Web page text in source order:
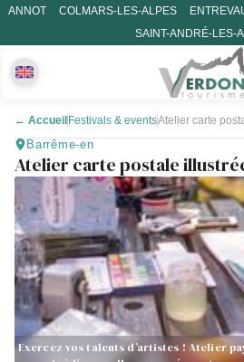
ANNOT COLMARS-LES-ALPES
SAINT-ANDRÉ-LES-
← Accueil Festivals & eventsAtelier carte
Barrême-en
Atelier carte postale
Exercez vos talents d’artistes ! Atelier